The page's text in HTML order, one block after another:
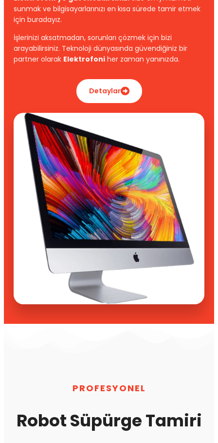
sunmak ve bilgisayarlarınızı en kısa sürede tamir etmek
için buradayız.
İşlerinizi aksatmadan, sorunları çözmek için bizi
arayabilirsiniz. Teknoloji dünyasında güvendiğiniz bir
partner olarak Elektrofoni her zaman yanınızda.
Detaylar
PROFESYONEL
Robot Süpürge Tamiri